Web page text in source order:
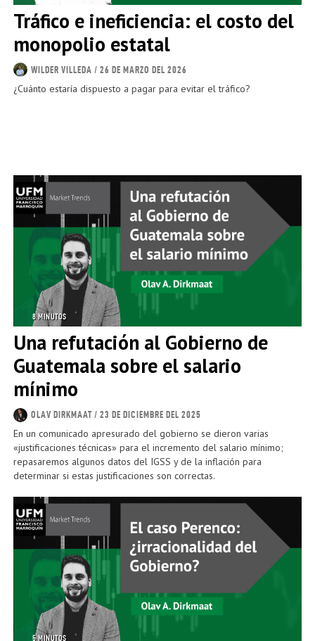
Tráfico e ineficiencia: el costo del
monopolio estatal
WILDER VILLEDA / 26 DE MARZO DEL 2026
¿Cuánto estaría dispuesto a pagar para evitar el tráfico?
8 MINUTOS
Una refutación al Gobierno de
Guatemala sobre el salario
mínimo
OLAV DIRKMAAT / 23 DE DICIEMBRE DEL 2025
En un comunicado apresurado del gobierno se dieron varias
«justificaciones técnicas» para el incremento del salario mínimo;
repasaremos algunos datos del IGSS y de la inflación para
determinar si estas justificaciones son correctas.
5 MINUTOS